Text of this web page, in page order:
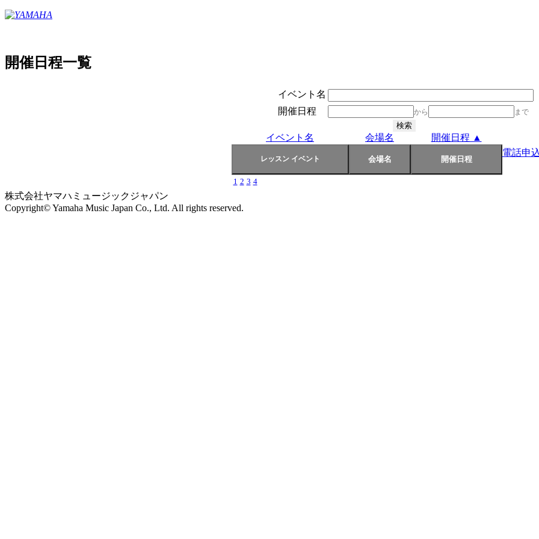
開催日程一覧
イベント名
開催日程
から まで
イベント名 会場名
開催日程 ▲
電話申
1 2 3 4
株式会社ヤマハミュージックジャパン
Copyright© Yamaha Music Japan Co., Ltd. All rights reserved.